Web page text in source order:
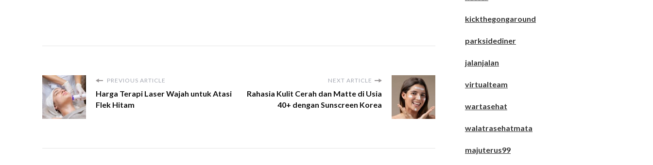
PREVIOUS ARTICLE
Harga Terapi Laser Wajah untuk Atasi
Flek Hitam
NEXT ARTICLE
Rahasia Kulit Cerah dan Matte di Usia
40+ dengan Sunscreen Korea
kickthegongaround
parksidediner
jalanjalan
virtualteam
wartasehat
walatrasehatmata
majuterus99